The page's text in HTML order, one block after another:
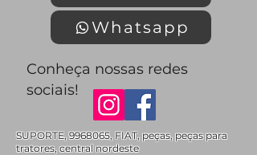
Whatsapp
Conheça nossas redes
sociais!
SUPORTE,9968065, FIAT, peças, peças para
tratores, central nordeste